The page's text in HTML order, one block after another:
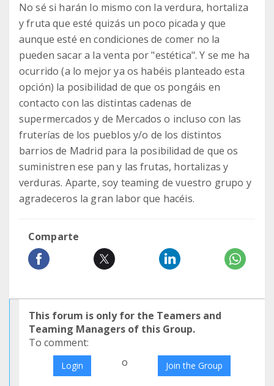
No sé si harán lo mismo con la verdura, hortaliza
y fruta que esté quizás un poco picada y que
aunque esté en condiciones de comer no la
pueden sacar a la venta por "estética". Y se me ha
ocurrido (a lo mejor ya os habéis planteado esta
opción) la posibilidad de que os pongáis en
contacto con las distintas cadenas de
supermercados y de Mercados o incluso con las
fruterías de los pueblos y/o de los distintos
barrios de Madrid para la posibilidad de que os
suministren ese pan y las frutas, hortalizas y
verduras. Aparte, soy teaming de vuestro grupo y
agradeceros la gran labor que hacéis.
Comparte
This forum is only for the Teamers and
Teaming Managers of this Group.
To comment:
Login o Join the Group